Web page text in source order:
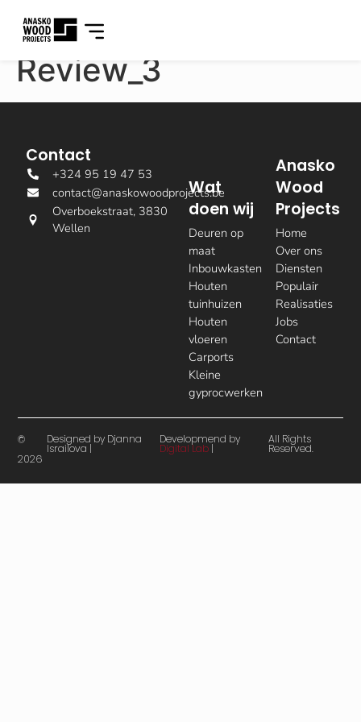
Review_3
Anasko
Wood
Projects
Home
Over ons
Diensten
Populair
Realisaties
Jobs
Contact
Wat
doen wij
Deuren op
maat
Inbouwkasten
Houten
tuinhuizen
Houten
vloeren
Carports
Kleine
gyprocwerken
Contact
+324 95 19 47 53
contact@anaskowoodprojects.be
Overboekstraat, 3830
Wellen
©
2026
Designed by Djanna
Israilova |
Developmend by
Digital Lab |
All Rights
Reserved.